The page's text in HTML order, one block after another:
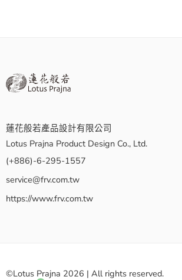
蓮花般若產品設計有限公司
Lotus Prajna Product Design Co., Ltd.
(+886)-6-295-1557
service@frv.com.tw
https://www.frv.com.tw
©Lotus Prajna 2026 | All rights reserved.